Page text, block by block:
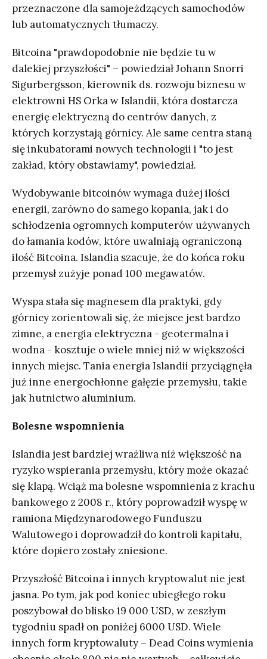
przeznaczone dla samojeżdzących samochodów
lub automatycznych tłumaczy.
Bitcoina "prawdopodobnie nie będzie tu w
dalekiej przyszłości" – powiedział Johann Snorri
Sigurbergsson, kierownik ds. rozwoju biznesu w
elektrowni HS Orka w Islandii, która dostarcza
energię elektryczną do centrów danych, z
których korzystają górnicy. Ale same centra staną
się inkubatorami nowych technologii i "to jest
zakład, który obstawiamy", powiedział.
Wydobywanie bitcoinów wymaga dużej ilości
energii, zarówno do samego kopania, jak i do
schłodzenia ogromnych komputerów używanych
do łamania kodów, które uwalniają ograniczoną
ilość Bitcoina. Islandia szacuje, że do końca roku
przemysł zużyje ponad 100 megawatów.
Wyspa stała się magnesem dla praktyki, gdy
górnicy zorientowali się, że miejsce jest bardzo
zimne, a energia elektryczna - geotermalna i
wodna - kosztuje o wiele mniej niż w większości
innych miejsc. Tania energia Islandii przyciągnęła
już inne energochłonne gałęzie przemysłu, takie
jak hutnictwo aluminium.
Bolesne wspomnienia
Islandia jest bardziej wrażliwa niż większość na
ryzyko wspierania przemysłu, który może okazać
się klapą. Wciąż ma bolesne wspomnienia z krachu
bankowego z 2008 r., który poprowadził wyspę w
ramiona Międzynarodowego Funduszu
Walutowego i doprowadził do kontroli kapitału,
które dopiero zostały zniesione.
Przyszłość Bitcoina i innych kryptowalut nie jest
jasna. Po tym, jak pod koniec ubiegłego roku
poszybował do blisko 19 000 USD, w zeszłym
tygodniu spadł on poniżej 6000 USD. Wiele
innych form kryptowaluty – Dead Coins wymienia